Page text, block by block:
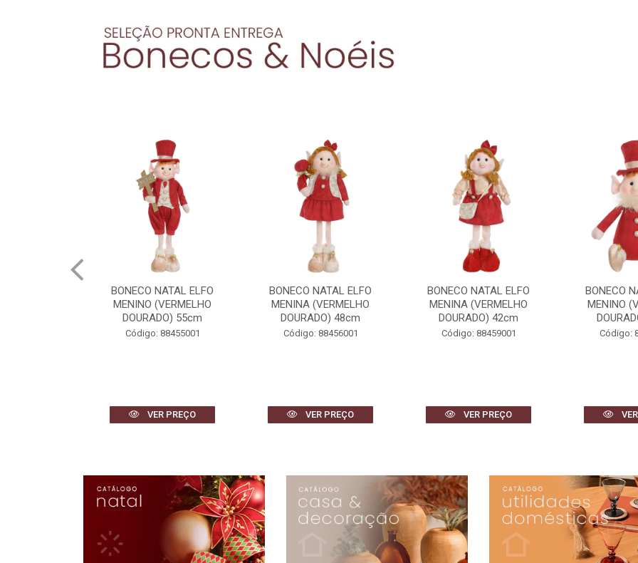
BONECO NATAL ELFO
MENINO (VERMELHO
DOURADO) 55cm
Código: 88455001
VER PREÇO
BONECO NATAL ELFO
MENINA (VERMELHO
DOURADO) 48cm
Código: 88456001
VER PREÇO
BONECO NATAL ELFO
MENINA (VERMELHO
DOURADO) 42cm
Código: 88459001
VER PREÇO
BONECO
MENINO
Código: